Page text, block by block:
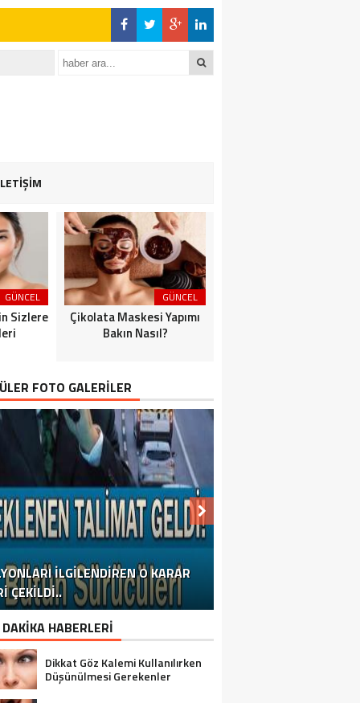
GÜNCEL
Sizlere
GÜNCEL
Çikolata Maskesi Yapımı
Bakın Nasıl?
FOTO GALERİLER
4 SAATTE DAMARLARI TEMIZLEYEN
İLGILENDIREN O KARAR
ÇEKILDI..
E’RGENLIK ÇAĞINDAKI OĞLUM SINIF
ARKADAŞI İÇIN
TORUNUM ZIYARETE GELDIĞINDE
BANA
HABERLERİ
Dikkat Göz Kalemi Kullanılırken
Düşünülmesi Gerekenler